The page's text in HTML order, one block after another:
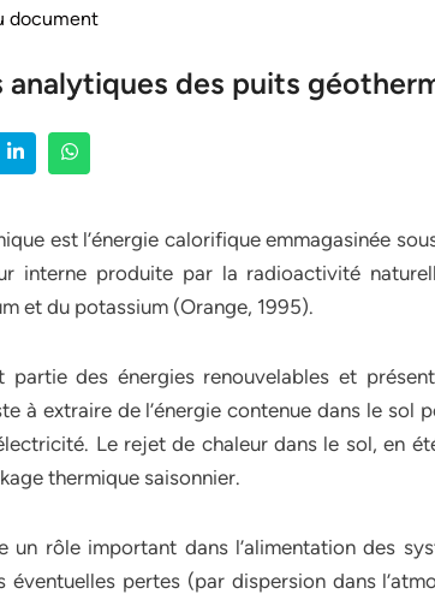
document
analytiques des puits
est l’énergie calorifique emmagasinée
interne produite par la radioactivité
et du potassium (Orange, 1995).
partie des énergies renouvelables et
à extraire de l’énergie contenue dans le sol
Le rejet de chaleur dans le sol, en
thermique saisonnier.
un rôle important dans l’alimentation des
éventuelles pertes (par dispersion dans